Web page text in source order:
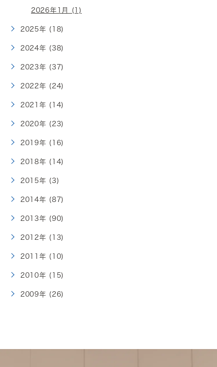
2026年1月 (1)
2025年 (18)
2024年 (38)
2023年 (37)
2022年 (24)
2021年 (14)
2020年 (23)
2019年 (16)
2018年 (14)
2015年 (3)
2014年 (87)
2013年 (90)
2012年 (13)
2011年 (10)
2010年 (15)
2009年 (26)